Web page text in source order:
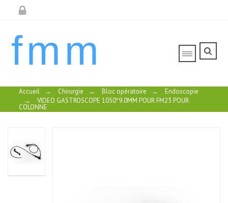
fmm
Accueil → Chirurgie → Bloc opératoire →
Endoscopie
→
VIDEO GASTROSCOPE 1050*9.0MM POUR FM23 POUR
COLONNE